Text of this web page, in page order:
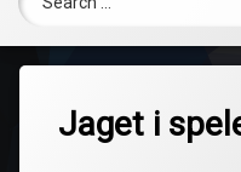
Jaget i